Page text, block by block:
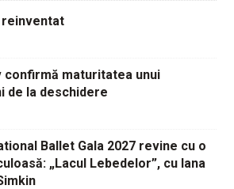
confirmă maturitatea unui
de la deschidere
Ballet Gala 2027 revine cu o
„Lacul Lebedelor”, cu Iana